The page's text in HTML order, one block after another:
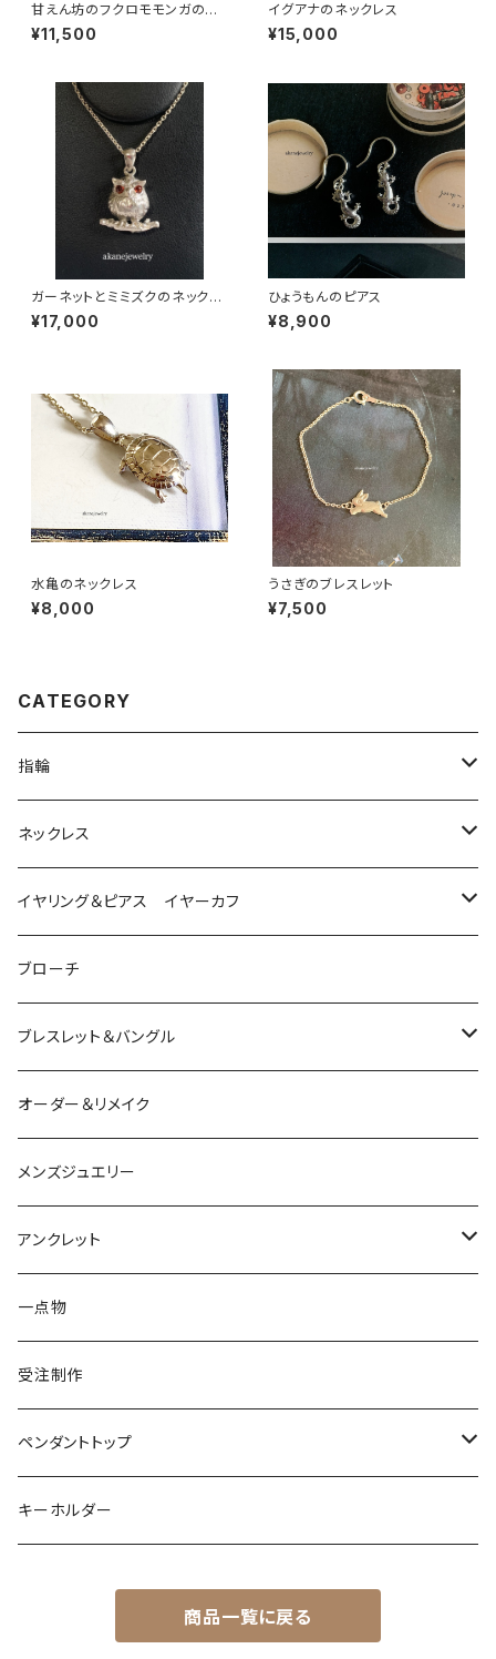
甘えん坊のフクロモモンガの指
輪
¥11,500
イグアナのネックレス
¥15,000
ガーネットとミミズクのネックレ
ス
¥17,000
ひょうもんのピアス
¥8,900
水亀のネックレス
¥8,000
うさぎのブレスレット
¥7,500
CATEGORY
指輪
は虫類
ダイヤモンド
ルビー
猫
カラーストーン
かえる
ルビー
サファイア
エメラルド
ペリドット
鳥
カラーストーン
パール
K10
カラーストーン
パール
K18
ダイヤモンド
カラーストーン
シルバー
カラーストーン
海の生き物
ムーンストーン
こうもり
ハリネズミ
フクロウ
ネックレス
は虫類
ダイヤモンド
ルビー
ムーンストーン
レインボームーンストーン（ラブラドライト）
うさぎ
アクアマリン
パール
ガーネット
オパール
猫
カラーストーン
かえる
アクアマリン
クォーツ
ガーネット
鳥
カラーストーン
シルバー
そのほかの動物
ムーンストーン
ブルートパーズ
K18
ダイヤモンド
カラーストーン
K10
ダイヤモンド
カラーストーン
シルバー
ダイヤモンド
イヤリング＆ピアス イヤーカフ
かえる
は虫類
フトアゴ
亀
K10
そのほかの動物
シルバー
ブローチ
ブレスレット＆バングル
シルバー
オーダー＆リメイク
メンズジュエリー
アンクレット
シルバー
一点物
受注制作
ペンダントトップ
フクロウ
キーホルダー
商品一覧に戻る